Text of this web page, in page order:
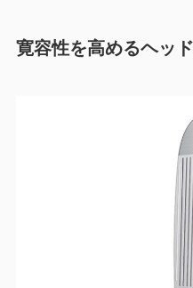
寛容性を高めるヘッ